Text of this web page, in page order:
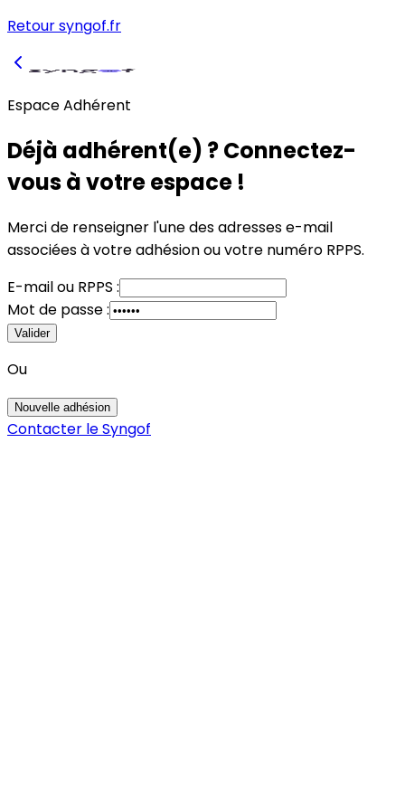
Retour syngof.fr
Espace Adhérent
Déjà adhérent(e) ? Connectez-
vous à votre espace !
Merci de renseigner l'une des adresses e-mail
associées à votre adhésionouvotre numéro RPPS.
E-mailou RPPS :
Mot de passe :
Valider
Ou
Nouvelle adhésion
Contacter le Syngof